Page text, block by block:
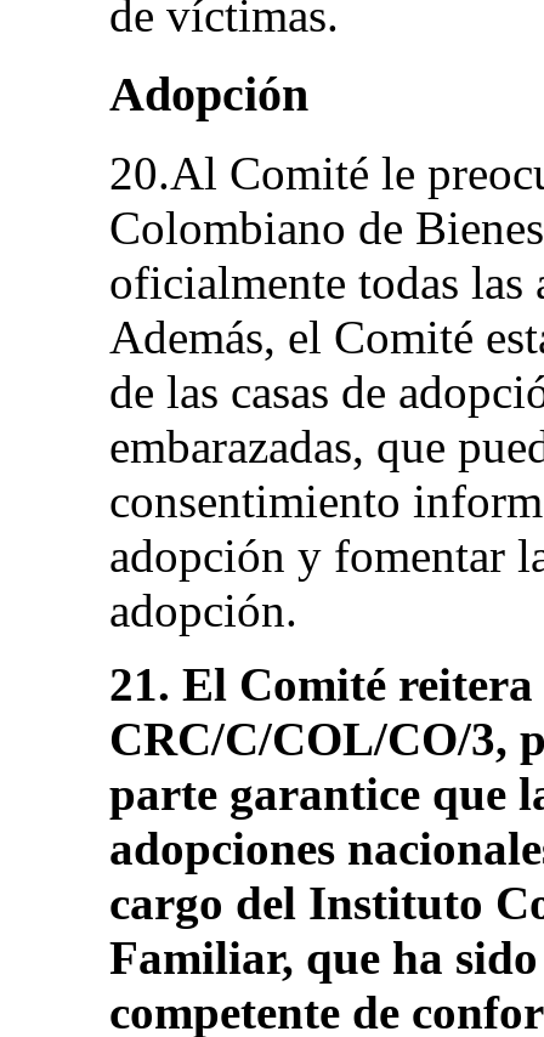
de víctimas.
Adopción
20.Al Comité le
Colombiano de
oficialmente todas las
Además, el Comité
de las casas de
embarazadas, que
consentimiento
adopción y fomentar
adopción.
21. El Comité
CRC/C/COL/CO/3,
parte garantice que
adopciones
cargo del Instituto
Familiar, que ha
competente de